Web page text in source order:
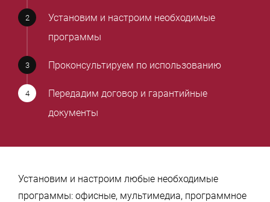
Установим и настроим необходимые
программы
Проконсультируем по использованию
Передадим договор и гарантийные
документы
Установим и настроим любые необходимые
программы: офисные, мультимедиа, программное